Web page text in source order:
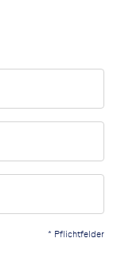
* Pflichtfelder